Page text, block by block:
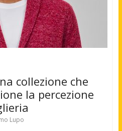
collezione che
la percezione
Lupo